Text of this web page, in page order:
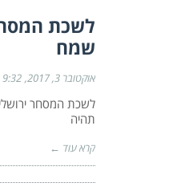
לשכת
שמח
אוקטובר 3, 2017 9:32 am
תהיה
קרא עוד ←